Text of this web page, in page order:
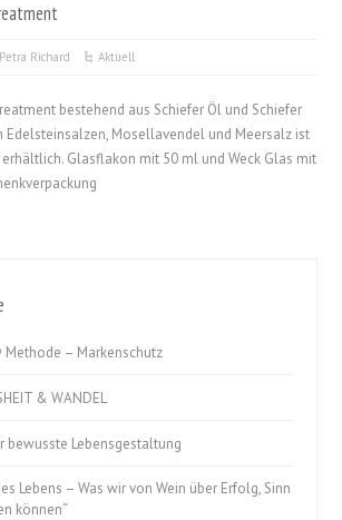
Petra Richard Aktuell
bestehend aus Schiefer Öl und Schiefer
Edelsteinsalzen, Mosellavendel und Meersalz ist
Glasflakon mit 50 ml und Weck Glas mit
– Markenschutz
& WANDEL
bewusste Lebensgestaltung
Lebens – Was wir von Wein über Erfolg, Sinn
können“